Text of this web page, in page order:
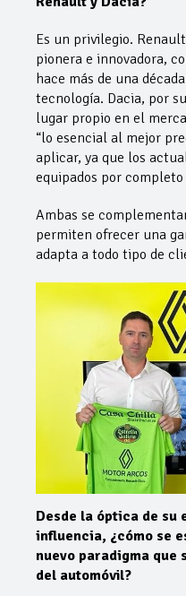
Es un privilegio.
pionera e innovadora,
hace más de una
tecnología. Dacia, por
lugar propio en el
“lo esencial al mejor
aplicar, ya que los
equipados por
Ambas se
permiten ofrecer una
adapta a todo tipo de
Desde la óptica de su
influencia, ¿cómo se
nuevo paradigma
del automóvil?